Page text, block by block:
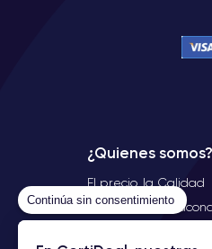
Continúa sin consentimiento
¿Quienes somos?
El precio, la Calidad
Expertos del